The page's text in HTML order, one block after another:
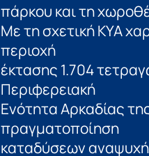
πάρκου και τη
Με τη σχετική ΚΥΑ
περιοχή
έκτασης 1.704
Περιφερειακή
Ενότητα Αρκαδίας
πραγματοποίηση
καταδύσεων